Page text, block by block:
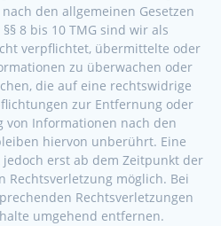
den allgemeinen Gesetzen
8 bis 10 TMG sind wir als
verpflichtet, übermittelte oder
zu überwachen oder
die auf eine rechtswidrige
zur Entfernung oder
von Informationen nach den
hiervon unberührt. Eine
erst ab dem Zeitpunkt der
Rechtsverletzung möglich. Bei
Rechtsverletzungen
umgehend entfernen.